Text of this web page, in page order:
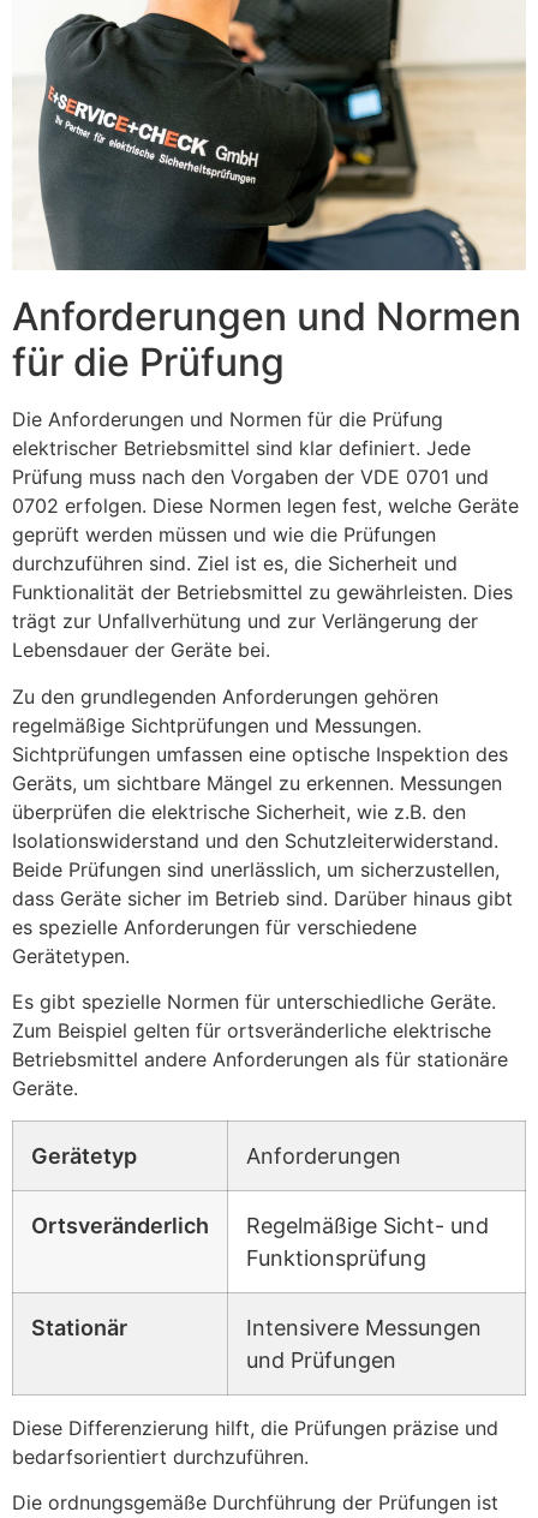
Anforderungen und Normen
für die Prüfung
Die Anforderungen und Normen für die Prüfung
elektrischer Betriebsmittel sind klar definiert. Jede
Prüfung muss nach den Vorgaben der VDE 0701 und
0702 erfolgen. Diese Normen legen fest, welche Geräte
geprüft werden müssen und wie die Prüfungen
durchzuführen sind. Ziel ist es, die Sicherheit und
Funktionalität der Betriebsmittel zu gewährleisten. Dies
trägt zur Unfallverhütung und zur Verlängerung der
Lebensdauer der Geräte bei.
Zu den grundlegenden Anforderungen gehören
regelmäßige Sichtprüfungen und Messungen.
Sichtprüfungen umfassen eine optische Inspektion des
Geräts, um sichtbare Mängel zu erkennen. Messungen
überprüfen die elektrische Sicherheit, wie z.B. den
Isolationswiderstand und den Schutzleiterwiderstand.
Beide Prüfungen sind unerlässlich, um sicherzustellen,
dass Geräte sicher im Betrieb sind. Darüber hinaus gibt
es spezielle Anforderungen für verschiedene
Gerätetypen.
Es gibt spezielle Normen für unterschiedliche Geräte.
Zum Beispiel gelten für ortsveränderliche elektrische
Betriebsmittel andere Anforderungen als für stationäre
Geräte.
Gerätetyp Anforderungen
Ortsveränderlich
Regelmäßige Sicht- und
Funktionsprüfung
Stationär
Intensivere Messungen
und Prüfungen
Diese Differenzierung hilft, die Prüfungen präzise und
bedarfsorientiert durchzuführen.
Die ordnungsgemäße Durchführung der Prüfungen ist